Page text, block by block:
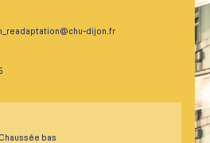
dijon.fr
bas